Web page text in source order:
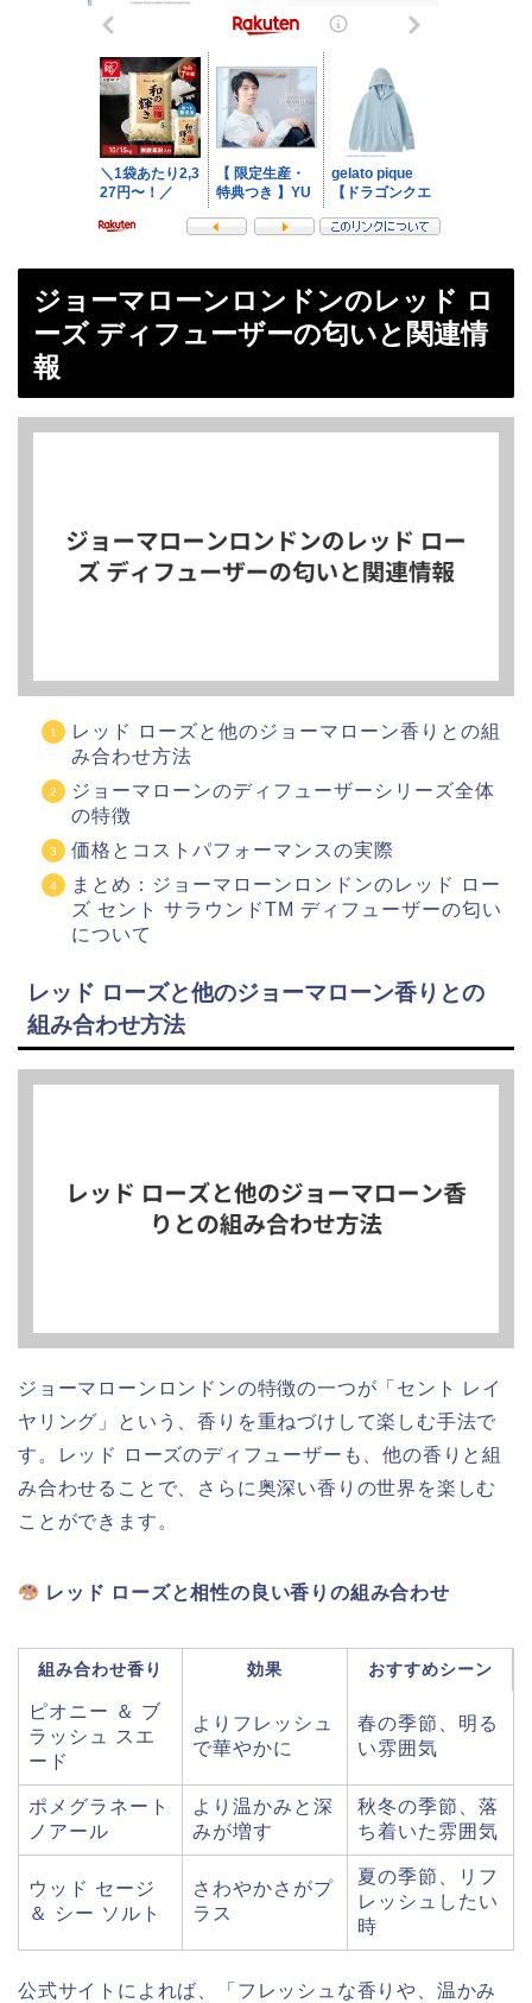
ジョーマローンロンドンのレッド ロ
ーズ ディフューザーの匂いと関連情
報
レッド ローズと他のジョーマローン香りとの組
み合わせ方法
ジョーマローンのディフューザーシリーズ全体
の特徴
価格とコストパフォーマンスの実際
まとめ：ジョーマローンロンドンのレッド ロー
ズ セント サラウンドTM ディフューザーの匂い
について
レッド ローズと他のジョーマローン香りとの
組み合わせ方法
ジョーマローンロンドンの特徴の一つが「セント レイ
ヤリング」という、香りを重ねづけして楽しむ手法で
す。レッド ローズのディフューザーも、他の香りと組
み合わせることで、さらに奥深い香りの世界を楽しむ
ことができます。
レッド ローズと相性の良い香りの組み合わせ
組み合わせ香り 効果 おすすめシーン
ピオニー ＆ ブ
ラッシュ スエ
ード
よりフレッシュ
で華やかに
春の季節、明る
い雰囲気
ポメグラネート
ノアール
より温かみと深
みが増す
秋冬の季節、落
ち着いた雰囲気
ウッド セージ
＆ シー ソルト
さわやかさがプ
ラス
夏の季節、リフ
レッシュしたい
時
公式サイトによれば、「フレッシュな香りや、温かみ